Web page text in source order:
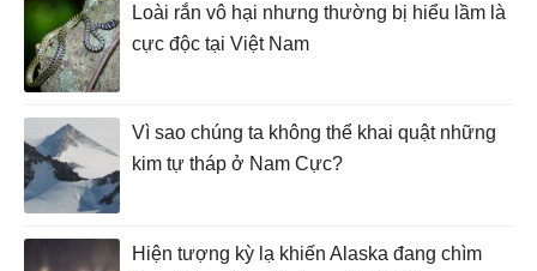
Loài rắn vô hại nhưng thường bị hiểu lầm là
cực độc tại Việt Nam
Vì sao chúng ta không thể khai quật những
kim tự tháp ở Nam Cực?
Hiện tượng kỳ lạ khiến Alaska đang chìm